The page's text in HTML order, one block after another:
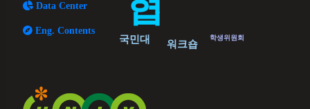
Data Center
Eng. Contents
워크숍
국민대 학생위원회